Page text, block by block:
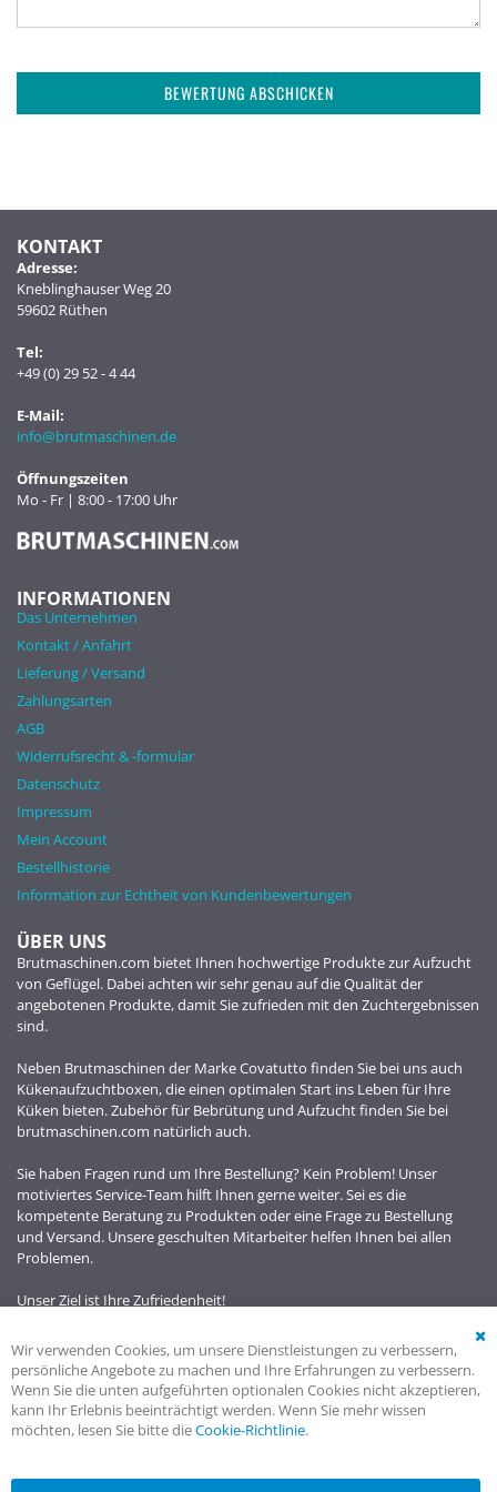
BEWERTUNG ABSCHICKEN
KONTAKT
Adresse:
Kneblinghauser Weg 20
59602 Rüthen
Tel:
+49 (0) 29 52 - 4 44
E-Mail:
info@brutmaschinen.de
Öffnungszeiten
Mo - Fr | 8:00 - 17:00 Uhr
INFORMATIONEN
Das Unternehmen
Kontakt / Anfahrt
Lieferung / Versand
Zahlungsarten
AGB
Widerrufsrecht & -formular
Datenschutz
Impressum
Mein Account
Bestellhistorie
Information zur Echtheit von Kundenbewertungen
ÜBER UNS
Brutmaschinen.com bietet Ihnen hochwertige Produkte zur Aufzucht
von Geflügel. Dabei achten wir sehr genau auf die Qualität der
angebotenen Produkte, damit Sie zufrieden mit den Zuchtergebnissen
sind.
Neben Brutmaschinen der Marke Covatutto finden Sie bei uns auch
Kükenaufzuchtboxen, die einen optimalen Start ins Leben für Ihre
Küken bieten. Zubehör für Bebrütung und Aufzucht finden Sie bei
brutmaschinen.com natürlich auch.
Sie haben Fragen rund um Ihre Bestellung? Kein Problem! Unser
motiviertes Service-Team hilft Ihnen gerne weiter. Sei es die
kompetente Beratung zu Produkten oder eine Frage zu Bestellung
und Versand. Unsere geschulten Mitarbeiter helfen Ihnen bei allen
Problemen.
Unser Ziel ist Ihre Zufriedenheit!
Wir verwenden Cookies, um unsere Dienstleistungen zu verbessern,
persönliche Angebote zu machen und Ihre Erfahrungen zu verbessern.
Wenn Sie die unten aufgeführten optionalen Cookies nicht akzeptieren,
kann Ihr Erlebnis beeinträchtigt werden. Wenn Sie mehr wissen
möchten, lesen Sie bitte dieCookie-Richtlinie.